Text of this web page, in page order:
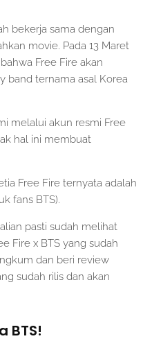
bekerja sama dengan
movie. Pada 13 Maret
Free Fire akan
band ternama asal Korea
melalui akun resmi Free
hal ini membuat
Free Fire ternyata adalah
fans BTS).
pasti sudah melihat
Fire x BTS yang sudah
dan beri review
sudah rilis dan akan
BTS!